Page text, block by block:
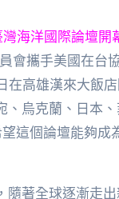
海洋國際論壇開
會攜手美國在
在高雄漢來大飯
烏克蘭、日本
這個論壇能夠
著全球逐漸走